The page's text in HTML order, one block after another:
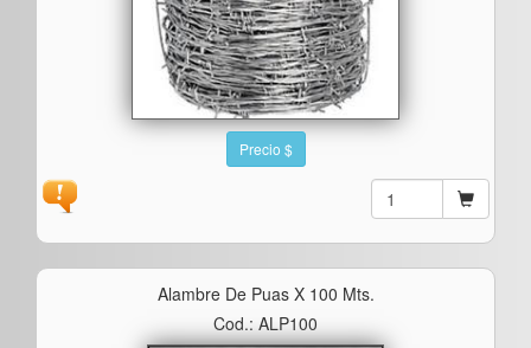
Precio $
Alambre De Puas X 100 Mts.
Cod.: ALP100